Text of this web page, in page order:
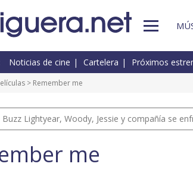
Noticias de cine Cartelera Próximos
> Remember me
Buzz Lightyear, Woody, Jessie y compañía se
me